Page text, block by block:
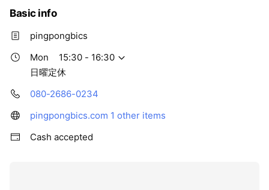
Basic info
pingpongbics
Mon
15:30 - 16:30
日曜定休
080-2686-0234
pingpongbics.com 1 other items
Cash accepted